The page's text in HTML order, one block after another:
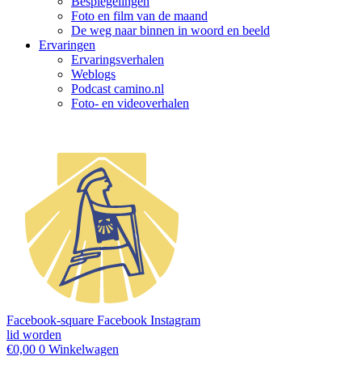
Foto en film van de maand
De weg naar binnen in woord en beeld
Ervaringen
Ervaringsverhalen
Weblogs
Podcast camino.nl
Foto- en videoverhalen
Facebook-square Facebook Instagram
lid worden
€0,00 0 Winkelwagen